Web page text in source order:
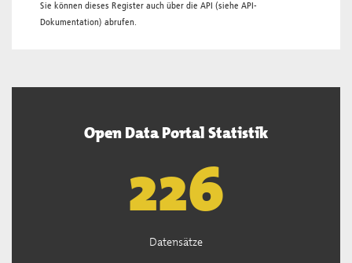
Sie können dieses Register auch über die API (siehe API-
Dokumentation) abrufen.
Open Data Portal Statistik
226
Datensätze